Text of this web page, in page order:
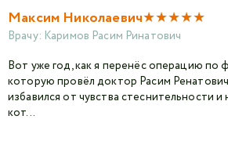
Максим Николаевич★★★★★
Врачу: Каримов Расим Ринатович
Вот уже год, как я перенёс операцию по
которую провёл доктор Расим
избавился от чувства стеснительности
кот...